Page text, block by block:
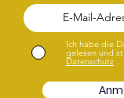
Ich habe die
gelesen und
Datenschutz